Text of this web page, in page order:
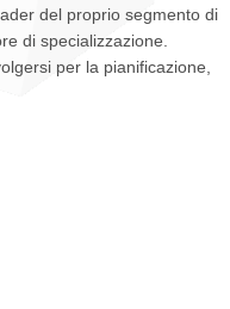
del proprio segmento di
di specializzazione.
per la pianificazione,